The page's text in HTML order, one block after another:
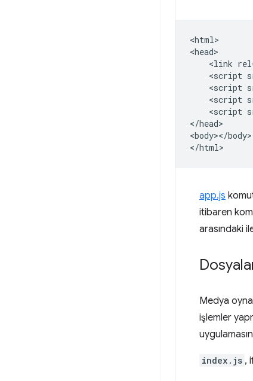
<html>
<head>
<link
<script
<script
<script
<script
</head>
<body></body>
app.js
itibaren
arasındaki
Medya
işlemler
index.js ,